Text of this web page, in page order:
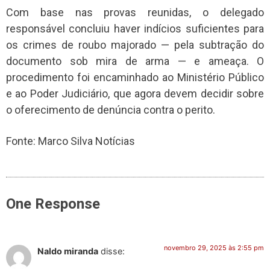
Com base nas provas reunidas, o delegado
responsável concluiu haver indícios suficientes para
os crimes de roubo majorado — pela subtração do
documento sob mira de arma — e ameaça. O
procedimento foi encaminhado ao Ministério Público
e ao Poder Judiciário, que agora devem decidir sobre
o oferecimento de denúncia contra o perito.
Fonte: Marco Silva Notícias
One Response
Naldo miranda disse: novembro 29, 2025 às 2:55 pm